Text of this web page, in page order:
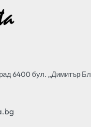
6400 бул. „Димитър